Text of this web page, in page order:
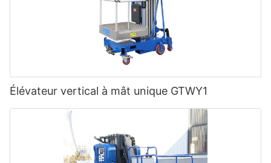
Élévateur vertical à mât unique GTWY1